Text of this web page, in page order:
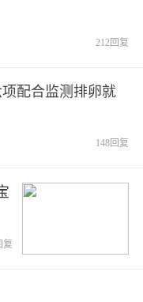
212回复
项配合监测排卵就
148回复
复